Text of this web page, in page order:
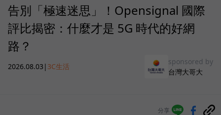
告別「極速迷思」！Opensignal 國際
評比揭密：什麼才是 5G 時代的好網
路？
2026.08.03 | 3C生活
sponsored by
台灣大哥大
分享